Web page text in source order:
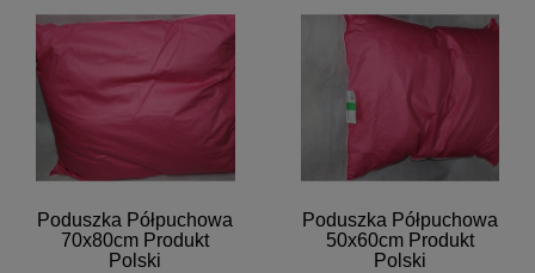
Szybki podgląd
Poduszka Półpuchowa
70x80cm Produkt
Polski
Szybki podgląd
Poduszka Półpuchowa
50x60cm Produkt
Polski